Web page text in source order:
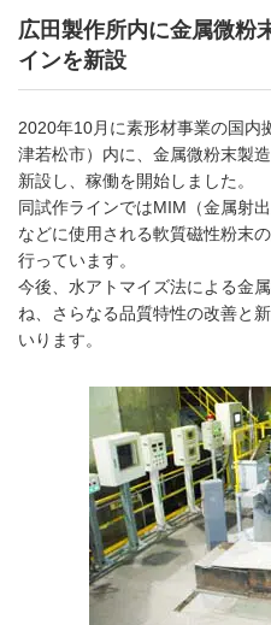
広田製作所内に金属微粉
インを新設
2020年10月に素形材事業の国内
津若松市）内に、金属微粉末製
新設し、稼働を開始しました。
同試作ラインではMIM（金属射
などに使用される軟質磁性粉末
行っています。
今後、水アトマイズ法による金
ね、さらなる品質特性の改善と
いります。